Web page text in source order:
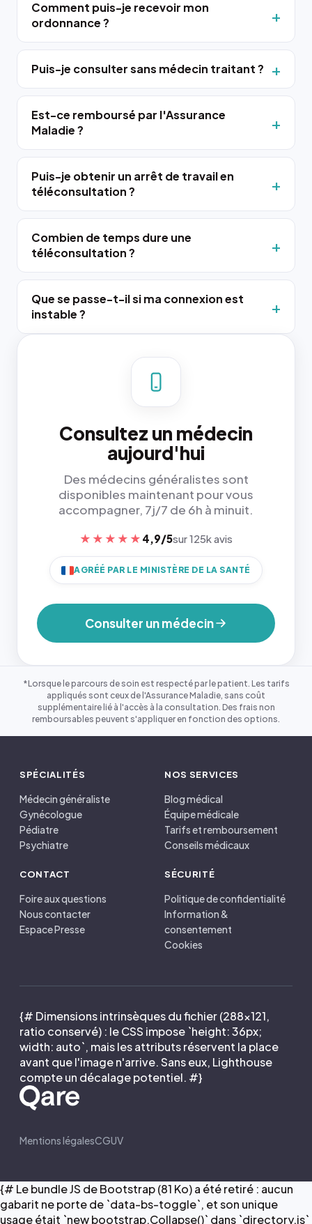
Comment puis-je recevoir mon
ordonnance ?
Puis-je consulter sans médecin traitant ?
Est-ce remboursé par l'Assurance
Maladie ?
Puis-je obtenir un arrêt de travail en
téléconsultation ?
Combien de temps dure une
téléconsultation ?
Que se passe-t-il si ma connexion est
instable ?
Consultez un médecin
aujourd'hui
Des médecins généralistes sont
disponibles maintenant pour vous
accompagner, 7j/7 de 6h à minuit.
★★★★★ 4,9/5sur 125k avis
AGRÉÉ PAR LE MINISTÈRE DE LA SANTÉ
Consulter un médecin
*Lorsque le parcours de soin est respecté par le patient. Les tarifs
appliqués sont ceux de l'Assurance Maladie, sans coût
supplémentaire lié à l'accès à la consultation. Des frais non
remboursables peuvent s'appliquer en fonction des options.
SPÉCIALITÉS
Médecin généraliste
Gynécologue
Pédiatre
Psychiatre
NOS SERVICES
Blog médical
Équipe médicale
Tarifs et remboursement
Conseils médicaux
CONTACT
Foire aux questions
Nous contacter
Espace Presse
SÉCURITÉ
Politique de confidentialité
Information &
consentement
Cookies
{# Dimensions intrinsèques du fichier (288×121,
ratio conservé) : le CSS impose `height: 36px;
width: auto`, mais les attributs réservent la place
avant que l'image n'arrive. Sans eux, Lighthouse
compte un décalage potentiel. #}
Mentions légalesCGUV
{# Le bundle JS de Bootstrap (81 Ko) a été retiré : aucun
gabarit ne porte de `data-bs-toggle`, et son unique
usage était `new bootstrap.Collapse()` dans `directory.js`